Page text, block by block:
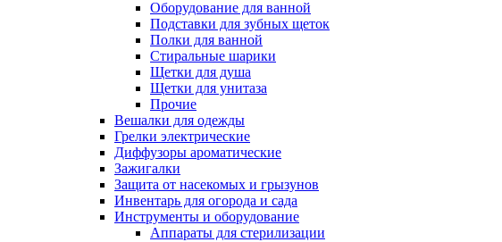
Оборудование для ванной
Подставки для зубных щеток
Полки для ванной
Стиральные шарики
Щетки для душа
Щетки для унитаза
Прочие
Вешалки для одежды
Грелки электрические
Диффузоры ароматические
Зажигалки
Защита от насекомых и грызунов
Инвентарь для огорода и сада
Инструменты и оборудование
Аппараты для стерилизации